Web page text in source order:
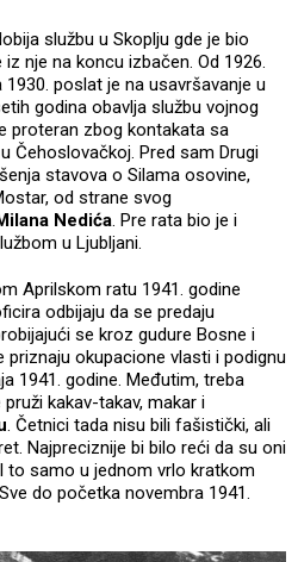
službu u Skoplju gde je bio
nje na koncu izbačen. Od 1926.
poslat je na usavršavanje u
godina obavlja službu vojnog
proteran zbog kontakata sa
Čehoslovačkoj. Pred sam Drugi
stavova o Silama osovine,
od strane svog
Nedića. Pre rata bio je i
u Ljubljani.
Aprilskom ratu 1941. godine
odbijaju da se predaju
se kroz gudure Bosne i
priznaju okupacione vlasti i podignu
1941. godine. Međutim, treba
kakav-takav, makar i
. Četnici tada nisu bili fašistički, ali
Najpreciznije bi bilo reći da su oni
to samo u jednom vrlo kratkom
do početka novembra 1941.